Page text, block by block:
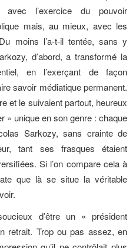
avec l’exercice du pouvoir
mais, au mieux, avec les
moins l’a-t-il tentée, sans y
d’abord, a transformé la
en l’exerçant de façon
savoir médiatique permanent.
et le suivaient partout, heureux
» unique en son genre : chaque
Sarkozy, sans crainte de
tant ses frasques étaient
Si l’on compare cela à
que là se situe la véritable
d’être un « président
retrait. Trop ou pas assez, en